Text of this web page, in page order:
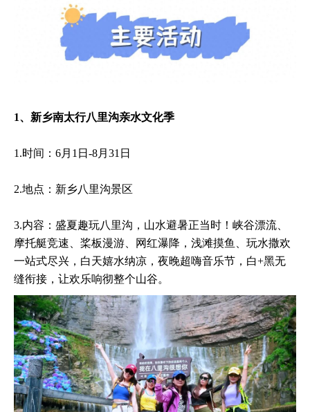
1、新乡南太行八里沟亲水文化季
1.时间：6月1日-8月31日
2.地点：新乡八里沟景区
3.内容：盛夏趣玩八里沟，山水避暑正当时！峡谷漂流、
摩托艇竞速、桨板漫游、网红瀑降，浅滩摸鱼、玩水撒欢
一站式尽兴，白天嬉水纳凉，夜晚超嗨音乐节，白+黑无
缝衔接，让欢乐响彻整个山谷。